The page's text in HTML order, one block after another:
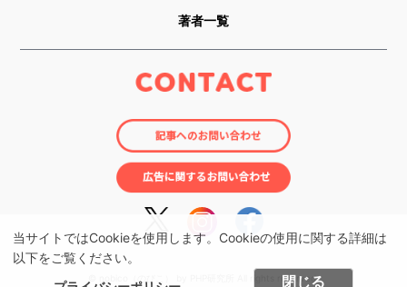
当サイトではCookieを使用します。Cookieの使用に関する詳細は
以下をご覧ください。
閉じる
著者一覧
© nobico（のびこ） by PHP研究所 All rights reserved.